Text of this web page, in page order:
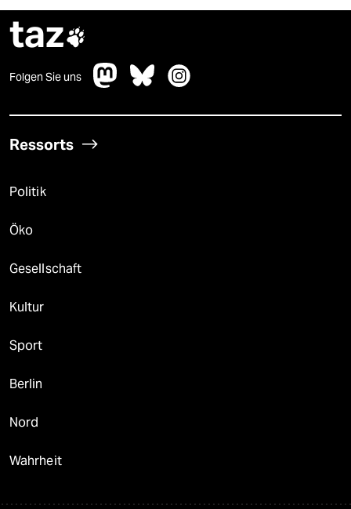
taz
Folgen Sie uns
Ressorts
Politik
Öko
Gesellschaft
Kultur
Sport
Berlin
Nord
Wahrheit